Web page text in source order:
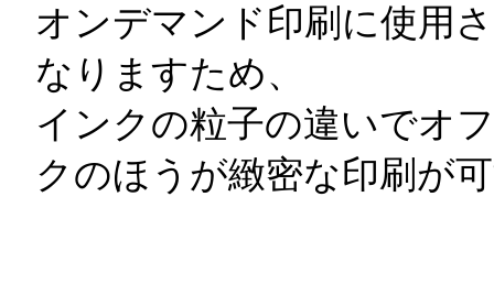
オンデマンド印刷に使用
なりますため、
インクの粒子の違いでオ
クのほうが緻密な印刷が